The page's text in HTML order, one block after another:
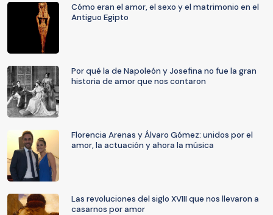
Cómo eran el amor, el sexo y el matrimonio en el
Antiguo Egipto
Por qué la de Napoleón y Josefina no fue la gran
historia de amor que nos contaron
Florencia Arenas y Álvaro Gómez: unidos por el
amor, la actuación y ahora la música
Las revoluciones del siglo XVIII que nos llevaron a
casarnos por amor